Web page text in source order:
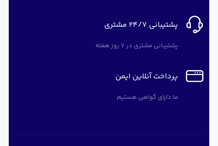
پشتیبانی 24/7 مشتری
پشتیبانی مشتری در 7 روز هفته
پرداخت آنلاین ایمن
ما دارای گواهی هستیم